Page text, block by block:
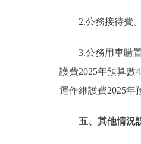
2.公務接待費。
3.公務用車購置
護費2025年預算數
運作維護費2025年
五、其他情況